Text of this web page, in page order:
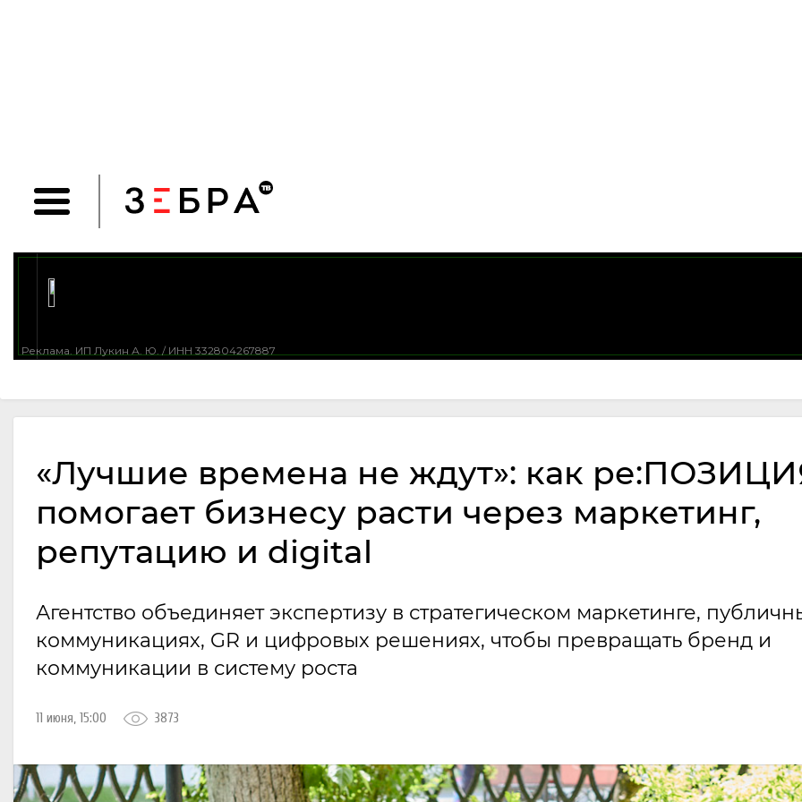
«Лучшие времена не ждут»: как
помогает бизнесу расти через маркетинг,
репутацию и digital
Агентство объединяет экспертизу в стратегическом маркетинге,
коммуникациях, GR и цифровых решениях, чтобы превращать бренд и
коммуникации в систему роста
11 июня, 15:00 3873